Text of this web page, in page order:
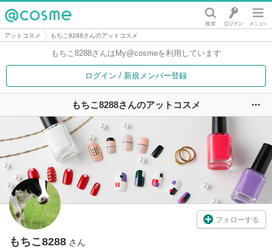
@cosme
アットコスメ もちこ8288さんのアットコスメ
もちこ8288さんは My@cosmeを利用しています
ログイン / 新規メンバー登録
もちこ8288さんのアットコスメ
フォローする
もちこ8288 さん